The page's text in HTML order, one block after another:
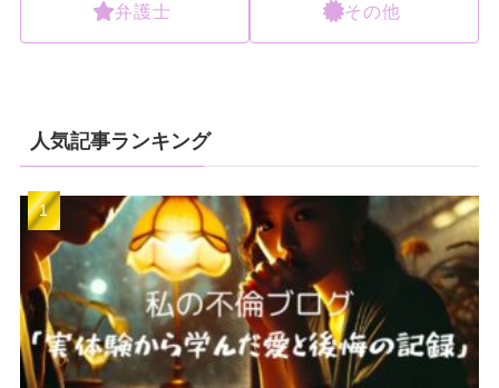
弁護士 その他
人気記事ランキング